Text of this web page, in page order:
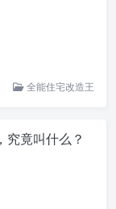
全能住宅改造王
究竟叫什么？